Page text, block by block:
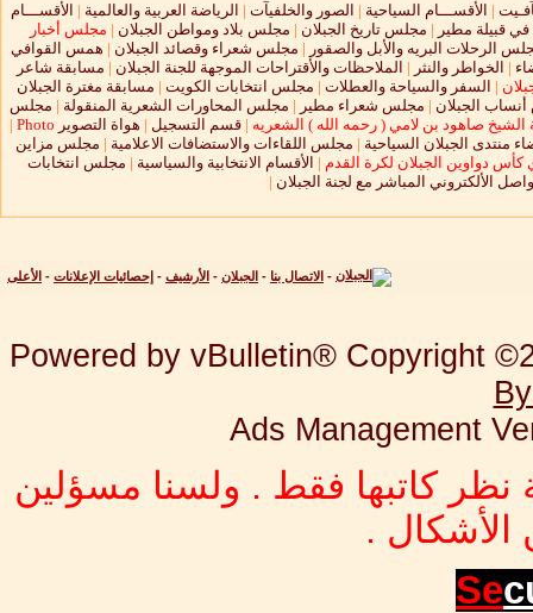
| الأقســـام السياحية | الصور والخلفيآت | الرياضة العربية والعالمية | الأقســـام
في قبيلة مطير | مجلس تاريخ الجبلان | مجلس بلاد ومواطن الجبلان | مجلس أخبار
الرحلات البريه والأبل والصقور | مجلس شعراء وقصائد الجبلان | همس القوافي
| الخواطر والنثر | الملاحظات والأقتراحات الموجهة للجنة الجبلان | مسابقة شاعر
| السفر والسياحة والعطلات | مجلس انتخابات الكويت | مسابقة مغترة الجبلان
الجبلان | مجلس شعراء مطير | مجلس المحاورات الشعرية المنقولة | مجلس
الشيخ صاهود بن لامي ( رحمه الله ) الشعريه | قسم التسجيل | هواة التصوير Photo
|
منتدى الجبلان السياحية | مجلس اللقاءات والاستضافات الاعلامية | مجلس مزاين
كأس دواوين الجبلان لكرة القدم | الأقسام الانتخابية والسياسية | مجلس انتخابات
الألكتروني المباشر مع لجنة الجبلان |
- الاتصال بنا - الجبلان - الأرشيف - إحصائيات الإعلانات - الأعلى
Powered by vBulletin® Copyright
Ads Management
نظر كاتبها فقط . ولسنا مسؤلين
.
Se